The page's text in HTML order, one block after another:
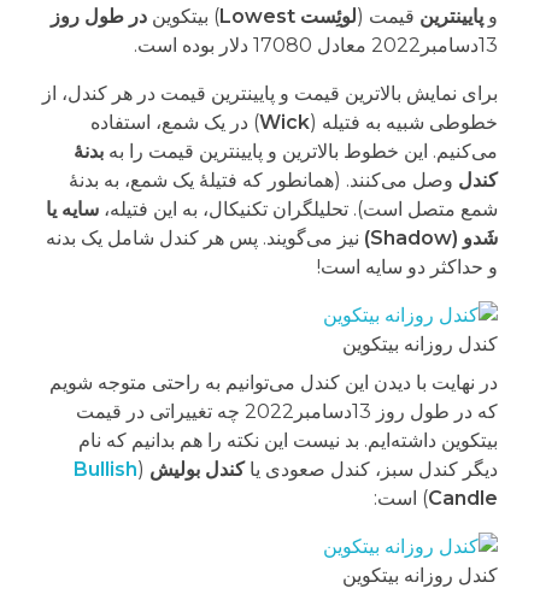
و پایینترین قیمت (لوئِست Lowest ) بیتکوین در طول روز
13دسامبر2022 معادل 17080 دلار بوده است.
برای نمایش بالاترین قیمت و پایینترین قیمت در هر کندل، از
خطوطی شبیه به فتیله (Wick) در یک شمع، استفاده
می‌کنیم. این خطوط بالاترین و پایینترین قیمت را به بدنۀ
کندل وصل می‌کنند. (همانطور که فتیلۀ یک شمع، به بدنۀ
شمع متصل است). تحلیلگران تکنیکال، به این فتیله، سایه یا
شَدو (Shadow)
نیز می‌گویند. پس هر کندل شامل یک بدنه
و حداکثر دو سایه است!
کندل روزانه بیتکوین
در نهایت با دیدن این کندل می‌توانیم به راحتی متوجه شویم
که در طول روز 13دسامبر2022 چه تغییراتی در قیمت
بیتکوین داشته‌ایم. بد نیست این نکته را هم بدانیم که نام
دیگر کندل سبز، کندل صعودی یاکندل بولیش (
Bullish
Candle) است:
کندل روزانه بیتکوین